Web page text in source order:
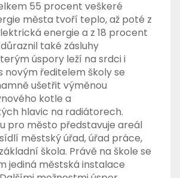
55 procent veškeré
města tvoří teplo, až poté z
energie a z 18 procent
také zásluhy
úspory leží na srdci i
novým ředitelem školy se
ušetřit výměnou
kotle a
hlavic na radiátorech.
pro město představuje areál
městský úřad, úřad práce,
škola. Právě na škole se
jediná městská instalace